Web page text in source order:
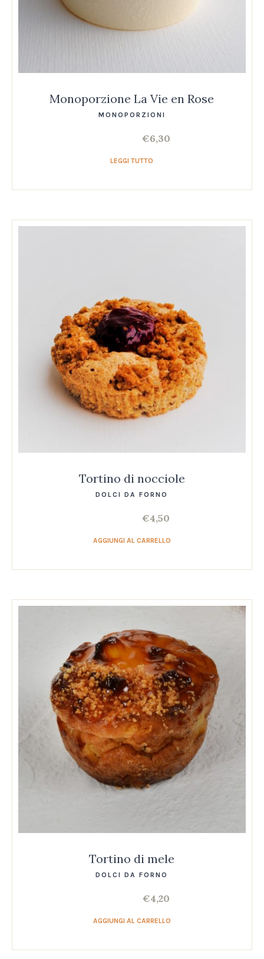
Monoporzione La Vie en Rose
MONOPORZIONI
€6,30
LEGGI TUTTO
Tortino di nocciole
DOLCI DA FORNO
€4,50
AGGIUNGI AL CARRELLO
Tortino di mele
DOLCI DA FORNO
€4,20
AGGIUNGI AL CARRELLO